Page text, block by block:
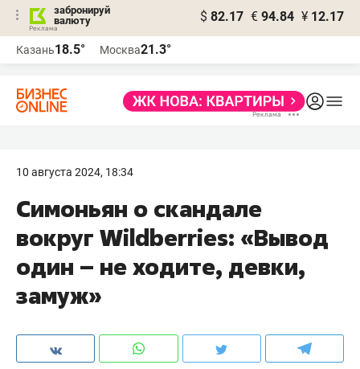
забронируй
валюту
$ 82.17 € 94.84 ¥ 12.17
Казань18.5° Москва21.3°
10 августа 2024, 18:34
Симоньян о скандале
вокруг Wildberries: «Вывод
один – не ходите, девки,
замуж»